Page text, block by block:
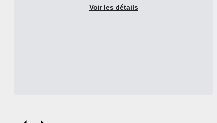
Voir les détails